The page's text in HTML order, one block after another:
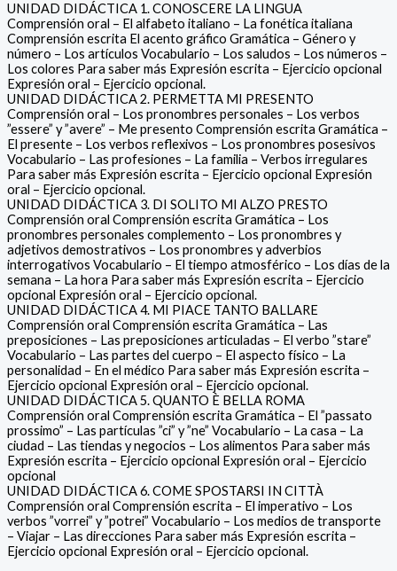
UNIDAD DIDÁCTICA 1. CONOSCERE LA LINGUA
Comprensión oral – El alfabeto italiano – La fonética italiana
Comprensión escrita El acento gráfico Gramática – Género y
número – Los artículos Vocabulario – Los saludos – Los números –
Los colores Para saber más Expresión escrita – Ejercicio opcional
Expresión oral – Ejercicio opcional.
UNIDAD DIDÁCTICA 2. PERMETTA MI PRESENTO
Comprensión oral – Los pronombres personales – Los verbos
”essere” y ”avere” – Me presento Comprensión escrita Gramática –
El presente – Los verbos reflexivos – Los pronombres posesivos
Vocabulario – Las profesiones – La familia – Verbos irregulares
Para saber más Expresión escrita – Ejercicio opcional Expresión
oral – Ejercicio opcional.
UNIDAD DIDÁCTICA 3. DI SOLITO MI ALZO PRESTO
Comprensión oral Comprensión escrita Gramática – Los
pronombres personales complemento – Los pronombres y
adjetivos demostrativos – Los pronombres y adverbios
interrogativos Vocabulario – El tiempo atmosférico – Los días de la
semana – La hora Para saber más Expresión escrita – Ejercicio
opcional Expresión oral – Ejercicio opcional.
UNIDAD DIDÁCTICA 4. MI PIACE TANTO BALLARE
Comprensión oral Comprensión escrita Gramática – Las
preposiciones – Las preposiciones articuladas – El verbo ”stare”
Vocabulario – Las partes del cuerpo – El aspecto físico – La
personalidad – En el médico Para saber más Expresión escrita –
Ejercicio opcional Expresión oral – Ejercicio opcional.
UNIDAD DIDÁCTICA 5. QUANTO È BELLA ROMA
Comprensión oral Comprensión escrita Gramática – El ”passato
prossimo” – Las partículas ”ci” y ”ne” Vocabulario – La casa – La
ciudad – Las tiendas y negocios – Los alimentos Para saber más
Expresión escrita – Ejercicio opcional Expresión oral – Ejercicio
opcional
UNIDAD DIDÁCTICA 6. COME SPOSTARSI IN CITTÀ
Comprensión oral Comprensión escrita – El imperativo – Los
verbos ”vorrei” y ”potrei” Vocabulario – Los medios de transporte
– Viajar – Las direcciones Para saber más Expresión escrita –
Ejercicio opcional Expresión oral – Ejercicio opcional.